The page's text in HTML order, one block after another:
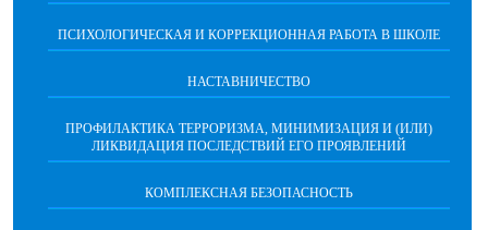
ПСИХОЛОГИЧЕСКАЯ И КОРРЕКЦИОННАЯ РАБОТА В ШКОЛЕ
НАСТАВНИЧЕСТВО
ПРОФИЛАКТИКА ТЕРРОРИЗМА, МИНИМИЗАЦИЯ И (ИЛИ)
ЛИКВИДАЦИЯ ПОСЛЕДСТВИЙ ЕГО ПРОЯВЛЕНИЙ
КОМПЛЕКСНАЯ БЕЗОПАСНОСТЬ